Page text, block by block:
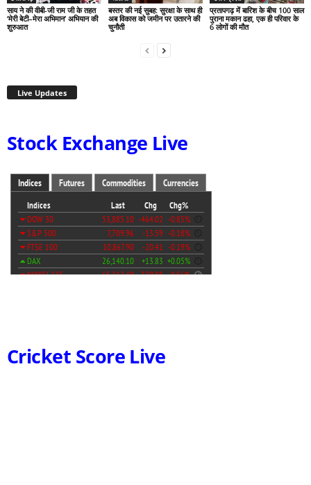
साय ने की वीबी-जी राम जी के तहत
‘मेरी बेटी–मेरा अभिमान’ अभियान की
शुरुआत
बस्तर की नई सुबह: सुरक्षा के साथ ही
अब विकास को जमीन पर उतारने की
चुनौती
प्रतापगढ़ में बारिश के बीच 100 साल
पुराना मकान ढहा, एक ही परिवार के
6 लोगों की मौत
Live Updates
Stock Exchange Live
Cricket Score Live